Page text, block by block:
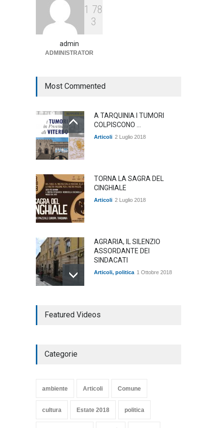
Notte bianca a Tarquinia, un
mezzo insuccesso
1 78
3
admin
ADMINISTRATOR
Most Commented
A TARQUINIA I TUMORI
COLPISCONO ...
Articoli 2 Luglio 2018
TORNA LA SAGRA DEL
CINGHIALE
Articoli 2 Luglio 2018
AGRARIA, IL SILENZIO
ASSORDANTE DEI
SINDACATI
Articoli, politica 1 Ottobre 2018
COMMEDIA"
TARQUINIA
Featured Videos
Categorie
ambiente Articoli Comune
cultura Estate 2018 politica